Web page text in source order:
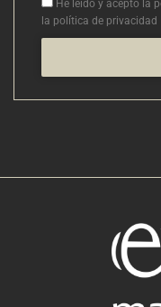
He leído y acepto la
la política de privacidad